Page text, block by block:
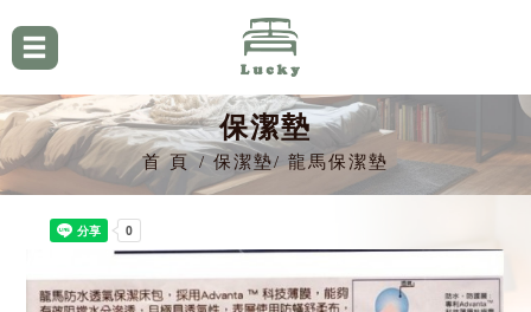
保潔墊
首 頁 保潔墊 龍馬保潔墊